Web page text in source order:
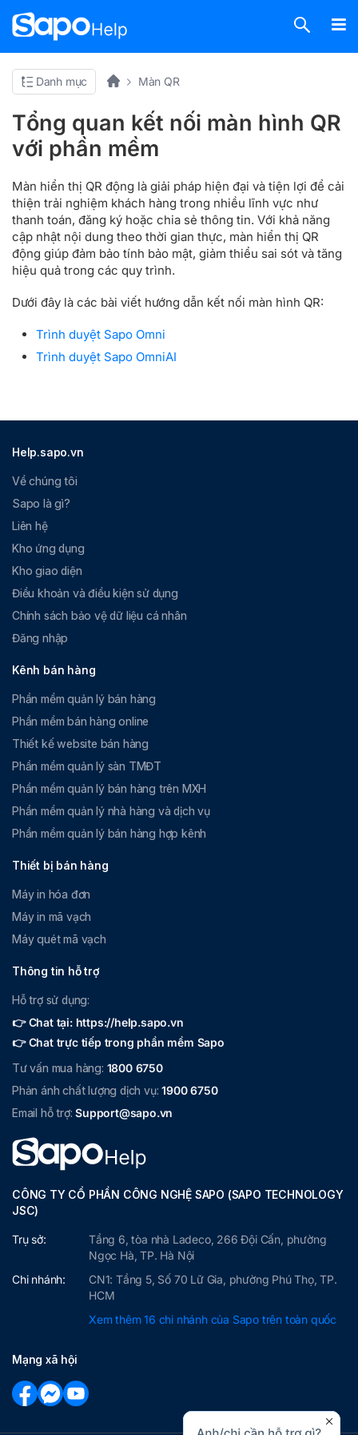
Danh mục Màn QR
Tổng quan kết nối màn hình QR
với phần mềm
Màn hiển thị QR động là giải pháp hiện đại và tiện lợi để cải
thiện trải nghiệm khách hàng trong nhiều lĩnh vực như
thanh toán, đăng ký hoặc chia sẻ thông tin. Với khả năng
cập nhật nội dung theo thời gian thực, màn hiển thị QR
động giúp đảm bảo tính bảo mật, giảm thiểu sai sót và tăng
hiệu quả trong các quy trình.
Dưới đây là các bài viết hướng dẫn kết nối màn hình QR:
Trình duyệt Sapo Omni
Trình duyệt Sapo OmniAI
Help.sapo.vn
Về chúng tôi
Sapo là gì?
Liên hệ
Kho ứng dụng
Kho giao diện
Điều khoản và điều kiện sử dụng
Chính sách bảo vệ dữ liệu cá nhân
Đăng nhập
Kênh bán hàng
Phần mềm quản lý bán hàng
Phần mềm bán hàng online
Thiết kế website bán hàng
Phần mềm quản lý sàn TMĐT
Phần mềm quản lý bán hàng trên MXH
Phần mềm quản lý nhà hàng và dịch vụ
Phần mềm quản lý bán hàng hợp kênh
Thiết bị bán hàng
Máy in hóa đơn
Máy in mã vạch
Máy quét mã vạch
Thông tin hỗ trợ
Hỗ trợ sử dụng:
👉 Chat tại: https://help.sapo.vn
👉 Chat trực tiếp trong phần mềm Sapo
Tư vấn mua hàng: 1800 6750
Phản ánh chất lượng dịch vụ:1900 6750
Email hỗ trợ:Support@sapo.vn
CÔNG TY CỔ PHẦN CÔNG NGHỆ SAPO (SAPO TECHNOLOGY
JSC)
Trụ sở:
Tầng 6, tòa nhà Ladeco, 266 Đội Cấn, phường
Ngọc Hà, TP. Hà Nội
Chi nhánh:
CN1: Tầng 5, Số 70 Lữ Gia, phường Phú Thọ, TP.
HCM
Xem thêm 16 chi nhánh của Sapo trên toàn quốc
Mạng xã hội